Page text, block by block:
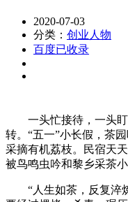
2020-07-03
分类： 创业人物
百度已收录
一头忙接待，一头盯
转。“五一”小长假，茶
采摘有机荔枝。民宿天
被鸟鸣虫吟和黎乡采茶
“人生如茶，反复淬炼